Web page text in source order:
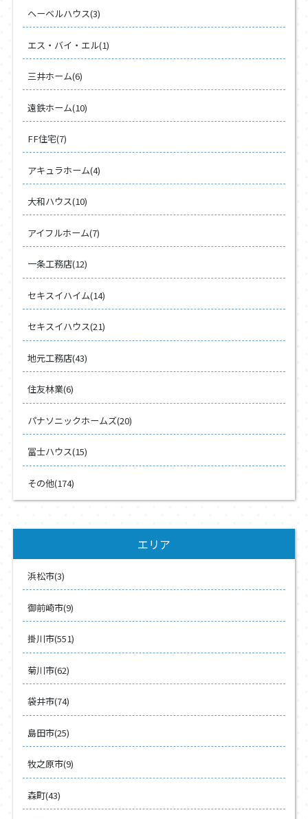
ヘーベルハウス(3)
エス・バイ・エル(1)
三井ホーム(6)
遠鉄ホーム(10)
FF住宅(7)
アキュラホーム(4)
大和ハウス(10)
アイフルホーム(7)
一条工務店(12)
セキスイハイム(14)
セキスイハウス(21)
地元工務店(43)
住友林業(6)
パナソニックホームズ(20)
冨士ハウス(15)
その他(174)
エリア
浜松市(3)
御前崎市(9)
掛川市(551)
菊川市(62)
袋井市(74)
島田市(25)
牧之原市(9)
森町(43)